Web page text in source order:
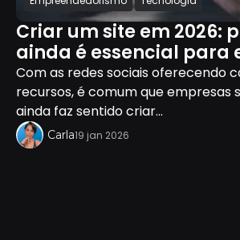
Criar um site em 2026:
ainda é essencial para
Com as redes sociais oferecendo
recursos, é comum que empresas
ainda faz sentido criar...
Carla19 jan 2026